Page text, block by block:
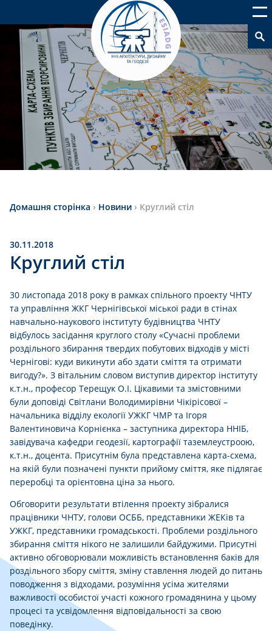
Домашня сторінка › Новини › Круглий стіл
30.11.2018
Круглий стіл
30 листопада 2018 року в рамках спільного проекту ЧНТУ
та управління ЖКГ Чернігівської міської ради в стінах
навчально-наукового інституту будівництва ЧНТУ
відбулось засідання круглого столу «Сучасні проблеми
роздільного збирання твердих побутових відходів у місті
Чернігові: куди викинути або здати сміття та отримати
вигоду?». З вітальним словом виступив директор інституту
к.т.н., професор Терещук О.І. Цікавими та змістовними
були доповіді Світлани Володимирівни Чікірісової –
начальника відділу екології УЖКГ ЧМР та Ігоря
Валентиновича Корнієнка – заступника директора ННІБ,
завідувача кафедри геодезії, картографії таземлеустроою,
к.т.н., доцента. Присутнім була представлена карта-схема,
на якій були позначені пункти прийому сміття, яке підлягає
переробці та орієнтовна ціна за нього.
Обговорити результати втілення проекту зібралися
працівники ЧНТУ, голови ОСББ, представники ЖЕКів та
УЖКГ, представники громадськості. Проблеми роздільного
збирання сміття нікого не залишили байдужими. Присутні
активно обговорювали можливість встановлення баків для
роздільного збору сміття, зміну ставлення людей до питань
поводження з відходами, розуміння усіма жителями
важливості особистої участі кожного громадянина у цьому
процесі та усвідомлення відповідальності за свою
поведінку.